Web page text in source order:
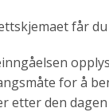
får
for å
etter den